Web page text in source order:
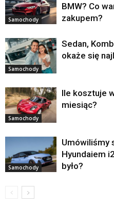
Samochody
BMW? Co
zakupem?
Samochody
Sedan,
okaże się
Samochody
Ile kosztuje
miesiąc?
Samochody
Umówiliśmy
Hyundaiem
było?